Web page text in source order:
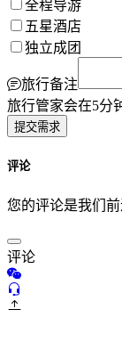
全程导游
五星酒店
独立成团
旅行备注
旅行管家会在5分
提交需求
评论
您的评论是我们前
评论